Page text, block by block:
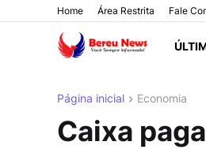
Home Área Restrita Fale
Página inicial Economia
Caixa